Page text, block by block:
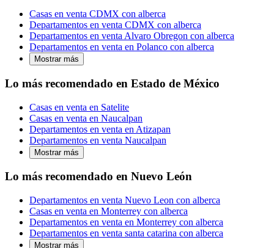
Casas en venta CDMX con alberca
Departamentos en venta CDMX con alberca
Departamentos en venta Alvaro Obregon con alberca
Departamentos en venta en Polanco con alberca
Mostrar más
Lo más recomendado en Estado de México
Casas en venta en Satelite
Casas en venta en Naucalpan
Departamentos en venta en Atizapan
Departamentos en venta Naucalpan
Mostrar más
Lo más recomendado en Nuevo León
Departamentos en venta Nuevo Leon con alberca
Casas en venta en Monterrey con alberca
Departamentos en venta en Monterrey con alberca
Departamentos en venta santa catarina con alberca
Mostrar más